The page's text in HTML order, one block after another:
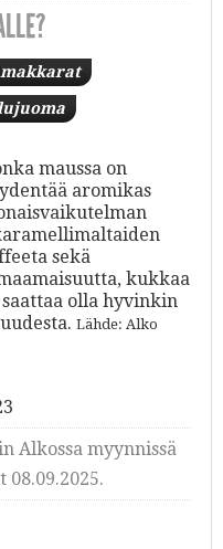
maussa on
aromikas
sekä
kukkaa
olla hyvinkin
Lähde: Alko
Alkossa myynnissä